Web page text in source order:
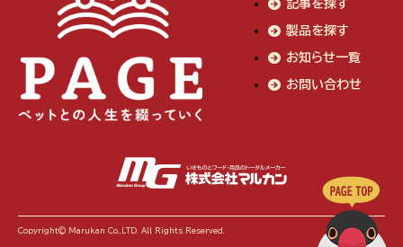
記事を探す
製品を探す
お知らせ一覧
お問い合わせ
Copyright© Marukan Co.,LTD. All Rights Reserved.